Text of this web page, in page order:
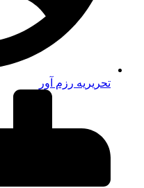
تحریریه رزم آور